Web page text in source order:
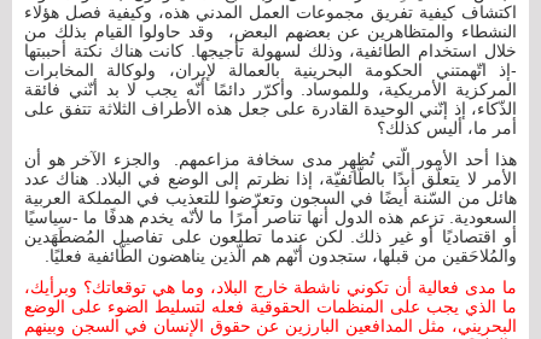
اكتشاف كيفية تفريق مجموعات العمل المدني هذه، وكيفية فصل هؤلاء
النشطاء والمتظاهرين عن بعضهم البعض، وقد حاولوا القيام بذلك من
خلال استخدام الطائفية، وذلك لسهولة تأجيجها. كانت هناك نكتة أحببتها
-إذ اتّهمتني الحكومة البحرينية بالعمالة لإيران، ولوكالة المخابرات
المركزية الأمريكية، وللموساد. وأكرّر دائمًا أنّه يجب لا بد أنّني فائقة
الذّكاء، إذ إنّني الوحيدة القادرة على جعل هذه الأطراف الثلاثة تتفق على
أمر ما، أليس كذلك؟
هذا أحد الأمور الّتي تُظهِر مدى سخافة مزاعمهم. والجزء الآخر هو أن
الأمر لا يتعلّق أبدًا بالطّائفيّة، إذا نظرتم إلى الوضع في البلاد. هناك عدد
هائل من السّنة أيضًا في السجون وتعرّضوا للتعذيب في المملكة العربية
السعودية. تزعم هذه الدول أنها تناصر أمرًا ما لأنّه يخدم هدفًا ما -سياسيًا
أو اقتصاديًا أو غير ذلك. لكن عندما تطلعون على تفاصيل المُضطَهَدين
والمُلاحَقين من قبلها، ستجدون أنّهم هم الّذين يناهضون الطّائفية فعليًا.
ما مدى فعالية أن تكوني ناشطة خارج البلاد، وما هي توقعاتك؟ وبرأيك،
ما الذي يجب على المنظمات الحقوقية فعله لتسليط الضوء على الوضع
البحريني، مثل المدافعين البارزين عن حقوق الإنسان في السجن وبينهم